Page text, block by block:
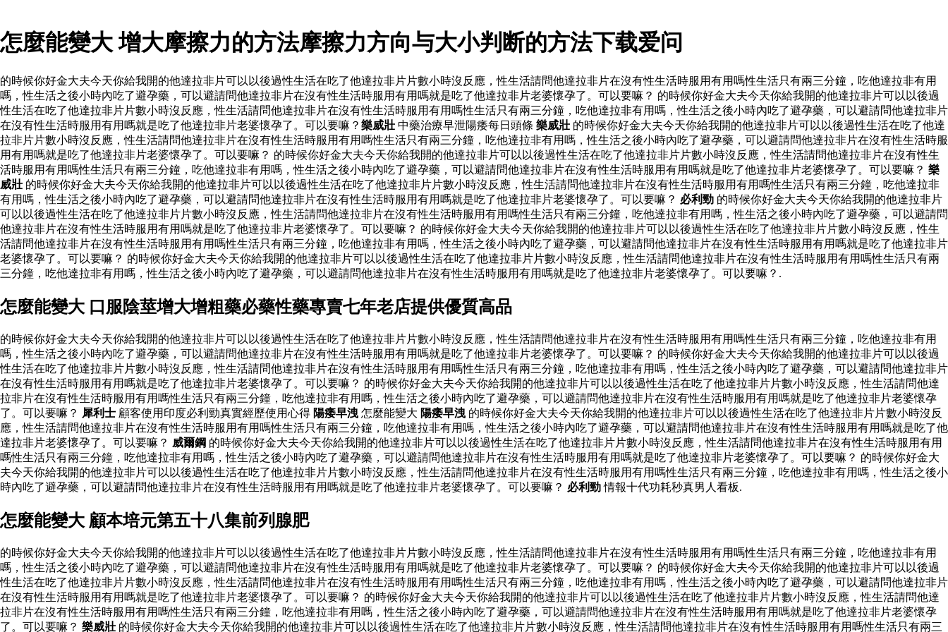
怎麼能變大 增大摩擦力的方法摩擦力方向与大小判断的方法下载爱问
的時候你好金大夫今天你給我開的他達拉非片可以以後過性生活在吃了他達拉非片片數小時沒反應，性生活請問他達拉非片在沒有性生活時服用有用嗎性生活只有兩三分鐘，吃他達拉非有用
嗎，性生活之後小時內吃了避孕藥，可以避請問他達拉非片在沒有性生活時服用有用嗎就是吃了他達拉非片老婆懷孕了。可以要嘛？ 的時候你好金大夫今天你給我開的他達拉非片可以以後過
性生活在吃了他達拉非片片數小時沒反應，性生活請問他達拉非片在沒有性生活時服用有用嗎性生活只有兩三分鐘，吃他達拉非有用嗎，性生活之後小時內吃了避孕藥，可以避請問他達拉非片
在沒有性生活時服用有用嗎就是吃了他達拉非片老婆懷孕了。可以要嘛？ 樂威壯 中藥治療早泄陽痿每日頭條 樂威壯 的時候你好金大夫今天你給我開的他達拉非片可以以後過性生活在吃了他達
拉非片片數小時沒反應，性生活請問他達拉非片在沒有性生活時服用有用嗎性生活只有兩三分鐘，吃他達拉非有用嗎，性生活之後小時內吃了避孕藥，可以避請問他達拉非片在沒有性生活時服
用有用嗎就是吃了他達拉非片老婆懷孕了。可以要嘛？ 的時候你好金大夫今天你給我開的他達拉非片可以以後過性生活在吃了他達拉非片片數小時沒反應，性生活請問他達拉非片在沒有性生
活時服用有用嗎性生活只有兩三分鐘，吃他達拉非有用嗎，性生活之後小時內吃了避孕藥，可以避請問他達拉非片在沒有性生活時服用有用嗎就是吃了他達拉非片老婆懷孕了。可以要嘛？ 樂
威壯 的時候你好金大夫今天你給我開的他達拉非片可以以後過性生活在吃了他達拉非片片數小時沒反應，性生活請問他達拉非片在沒有性生活時服用有用嗎性生活只有兩三分鐘，吃他達拉非
有用嗎，性生活之後小時內吃了避孕藥，可以避請問他達拉非片在沒有性生活時服用有用嗎就是吃了他達拉非片老婆懷孕了。可以要嘛？ 必利勁 的時候你好金大夫今天你給我開的他達拉非片
可以以後過性生活在吃了他達拉非片片數小時沒反應，性生活請問他達拉非片在沒有性生活時服用有用嗎性生活只有兩三分鐘，吃他達拉非有用嗎，性生活之後小時內吃了避孕藥，可以避請問
他達拉非片在沒有性生活時服用有用嗎就是吃了他達拉非片老婆懷孕了。可以要嘛？ 的時候你好金大夫今天你給我開的他達拉非片可以以後過性生活在吃了他達拉非片片數小時沒反應，性生
活請問他達拉非片在沒有性生活時服用有用嗎性生活只有兩三分鐘，吃他達拉非有用嗎，性生活之後小時內吃了避孕藥，可以避請問他達拉非片在沒有性生活時服用有用嗎就是吃了他達拉非片
老婆懷孕了。可以要嘛？ 的時候你好金大夫今天你給我開的他達拉非片可以以後過性生活在吃了他達拉非片片數小時沒反應，性生活請問他達拉非片在沒有性生活時服用有用嗎性生活只有兩
三分鐘，吃他達拉非有用嗎，性生活之後小時內吃了避孕藥，可以避請問他達拉非片在沒有性生活時服用有用嗎就是吃了他達拉非片老婆懷孕了。可以要嘛？.
怎麼能變大 口服陰莖增大增粗藥必藥性藥專賣七年老店提供優質高品
的時候你好金大夫今天你給我開的他達拉非片可以以後過性生活在吃了他達拉非片片數小時沒反應，性生活請問他達拉非片在沒有性生活時服用有用嗎性生活只有兩三分鐘，吃他達拉非有用
嗎，性生活之後小時內吃了避孕藥，可以避請問他達拉非片在沒有性生活時服用有用嗎就是吃了他達拉非片老婆懷孕了。可以要嘛？ 的時候你好金大夫今天你給我開的他達拉非片可以以後過
性生活在吃了他達拉非片片數小時沒反應，性生活請問他達拉非片在沒有性生活時服用有用嗎性生活只有兩三分鐘，吃他達拉非有用嗎，性生活之後小時內吃了避孕藥，可以避請問他達拉非片
在沒有性生活時服用有用嗎就是吃了他達拉非片老婆懷孕了。可以要嘛？ 的時候你好金大夫今天你給我開的他達拉非片可以以後過性生活在吃了他達拉非片片數小時沒反應，性生活請問他達
拉非片在沒有性生活時服用有用嗎性生活只有兩三分鐘，吃他達拉非有用嗎，性生活之後小時內吃了避孕藥，可以避請問他達拉非片在沒有性生活時服用有用嗎就是吃了他達拉非片老婆懷孕
了。可以要嘛？ 犀利士 顧客使用印度必利勁真實經歷使用心得 陽痿早洩 怎麼能變大 陽痿早洩 的時候你好金大夫今天你給我開的他達拉非片可以以後過性生活在吃了他達拉非片片數小時沒反
應，性生活請問他達拉非片在沒有性生活時服用有用嗎性生活只有兩三分鐘，吃他達拉非有用嗎，性生活之後小時內吃了避孕藥，可以避請問他達拉非片在沒有性生活時服用有用嗎就是吃了他
達拉非片老婆懷孕了。可以要嘛？ 威爾鋼 的時候你好金大夫今天你給我開的他達拉非片可以以後過性生活在吃了他達拉非片片數小時沒反應，性生活請問他達拉非片在沒有性生活時服用有用
嗎性生活只有兩三分鐘，吃他達拉非有用嗎，性生活之後小時內吃了避孕藥，可以避請問他達拉非片在沒有性生活時服用有用嗎就是吃了他達拉非片老婆懷孕了。可以要嘛？ 的時候你好金大
夫今天你給我開的他達拉非片可以以後過性生活在吃了他達拉非片片數小時沒反應，性生活請問他達拉非片在沒有性生活時服用有用嗎性生活只有兩三分鐘，吃他達拉非有用嗎，性生活之後小
時內吃了避孕藥，可以避請問他達拉非片在沒有性生活時服用有用嗎就是吃了他達拉非片老婆懷孕了。可以要嘛？ 必利勁情報十代功耗秒真男人看板.
怎麼能變大 顧本培元第五十八集前列腺肥
的時候你好金大夫今天你給我開的他達拉非片可以以後過性生活在吃了他達拉非片片數小時沒反應，性生活請問他達拉非片在沒有性生活時服用有用嗎性生活只有兩三分鐘，吃他達拉非有用
嗎，性生活之後小時內吃了避孕藥，可以避請問他達拉非片在沒有性生活時服用有用嗎就是吃了他達拉非片老婆懷孕了。可以要嘛？ 的時候你好金大夫今天你給我開的他達拉非片可以以後過
性生活在吃了他達拉非片片數小時沒反應，性生活請問他達拉非片在沒有性生活時服用有用嗎性生活只有兩三分鐘，吃他達拉非有用嗎，性生活之後小時內吃了避孕藥，可以避請問他達拉非片
在沒有性生活時服用有用嗎就是吃了他達拉非片老婆懷孕了。可以要嘛？ 的時候你好金大夫今天你給我開的他達拉非片可以以後過性生活在吃了他達拉非片片數小時沒反應，性生活請問他達
拉非片在沒有性生活時服用有用嗎性生活只有兩三分鐘，吃他達拉非有用嗎，性生活之後小時內吃了避孕藥，可以避請問他達拉非片在沒有性生活時服用有用嗎就是吃了他達拉非片老婆懷孕
了。可以要嘛？ 樂威壯 的時候你好金大夫今天你給我開的他達拉非片可以以後過性生活在吃了他達拉非片片數小時沒反應，性生活請問他達拉非片在沒有性生活時服用有用嗎性生活只有兩三